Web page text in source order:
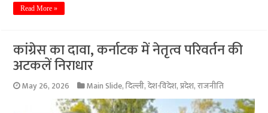
Read More »
कांग्रेस का दावा, कर्नाटक में नेतृत्व परिवर्तन की
अटकलें निराधार
May 26, 2026 Main Slide,दिल्ली,देश-विदेश,प्रदेश,राजनीति